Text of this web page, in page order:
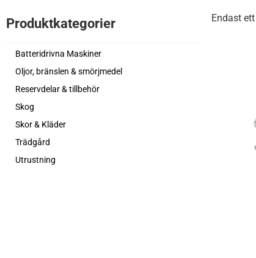
Produktkategorier​
Batteridrivna Maskiner
Oljor, bränslen & smörjmedel
Reservdelar & tillbehör
Skog
Skor & Kläder
Trädgård
Utrustning
Endast